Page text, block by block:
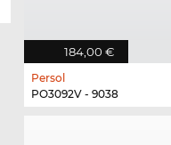
184,00 €
Persol
PO3092V - 9038